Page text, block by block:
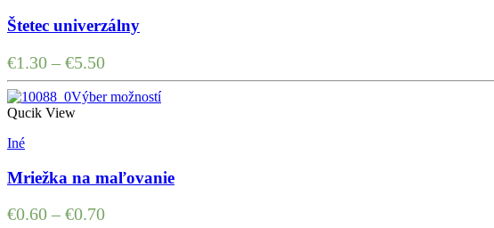
Štetec univerzálny
€1.30 – €5.50
Výber možností
Qucik View
Iné
Mriežka na maľovanie
€0.60 – €0.70